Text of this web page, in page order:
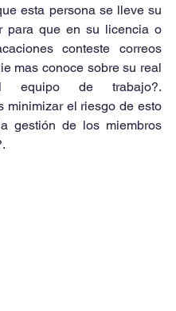
esta persona se lleve su
para que en su licencia o
conteste correos
mas conoce sobre su real
equipo de trabajo?.
minimizar el riesgo de esto
gestión de los miembros